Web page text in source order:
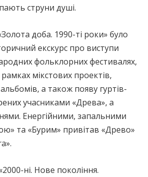
струни душі.
доба. 1990-ті роки» було
екскурс про виступи
фольклорних фестивалях,
рамках мікстових проектів,
а також появу гуртів-
учасниками «Древа», а
Енергійними, запальними
та «Бурим» привітав «Древо»
ні. Нове покоління.